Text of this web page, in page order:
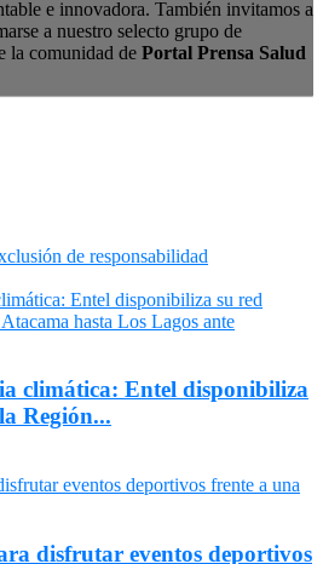
e innovadora. También invitamos a
a nuestro selecto grupo de
la comunidad de Portal Prensa Salud
de responsabilidad
climática: Entel disponibiliza
Región...
disfrutar eventos deportivos